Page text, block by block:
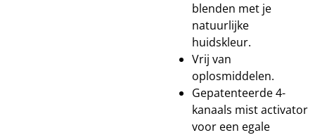
blenden met je
natuurlijke
huidskleur.
Vrij van
oplosmiddelen.
Gepatenteerde 4-
kanaals mist activator
voor een egale